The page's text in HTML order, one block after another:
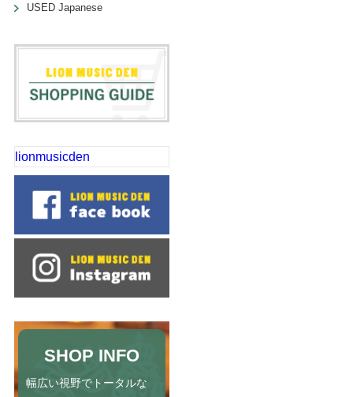
USED Japanese
lionmusicden
SHOP INFO
幅広い視野でトータルな